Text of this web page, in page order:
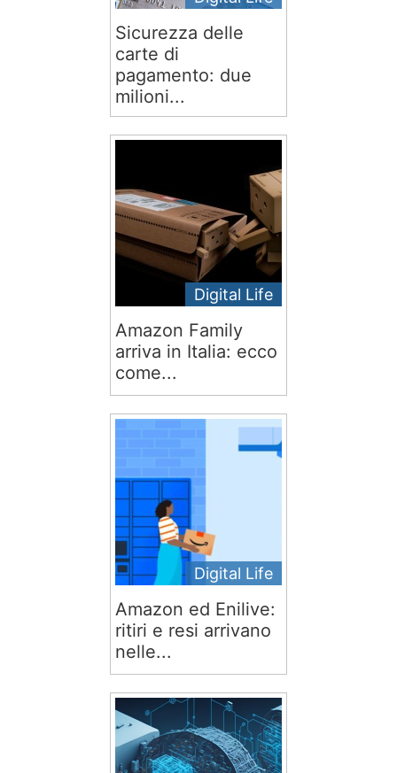
Sicurezza delle
carte di
pagamento: due
milioni...
Digital Life
Amazon Family
arriva in Italia: ecco
come...
Digital Life
Amazon ed Enilive:
ritiri e resi arrivano
nelle...